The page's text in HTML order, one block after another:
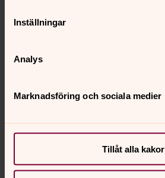
Inställningar
Analys
Marknadsföring och sociala medier
Tillåt alla kakor
Spela